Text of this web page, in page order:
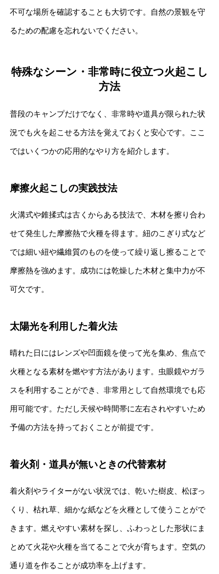
不可な場所を確認することも大切です。自然の景観を守
るための配慮を忘れないでください。
特殊なシーン・非常時に役立つ火起こし
方法
普段のキャンプだけでなく、非常時や道具が限られた状
況でも火を起こせる方法を覚えておくと安心です。ここ
ではいくつかの応用的なやり方を紹介します。
摩擦火起こしの実践技法
火溝式や錐揉式は古くからある技法で、木材を擦り合わ
せて発生した摩擦熱で火種を得ます。紐のこぎり式など
では細い紐や繊維質のものを使って繰り返し擦ることで
摩擦熱を強めます。成功には乾燥した木材と集中力が不
可欠です。
太陽光を利用した着火法
晴れた日にはレンズや凹面鏡を使って光を集め、焦点で
火種となる素材を燃やす方法があります。虫眼鏡やガラ
スを利用することができ、非常用として自然環境でも応
用可能です。ただし天候や時間帯に左右されやすいため
予備の方法を持っておくことが前提です。
着火剤・道具が無いときの代替素材
着火剤やライターがない状況では、乾いた樹皮、松ぼっ
くり、枯れ草、細かな紙などを火種として使うことがで
きます。燃えやすい素材を探し、ふわっとした形状にま
とめて火花や火種を当てることで火が育ちます。空気の
通り道を作ることが成功率を上げます。